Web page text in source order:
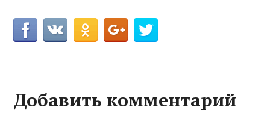
Добавить комментарий